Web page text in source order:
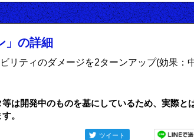
」の詳細
リティのダメージを2ターンアップ(効果：
は開発中のものを基にしているため、実際と
。
ツイート